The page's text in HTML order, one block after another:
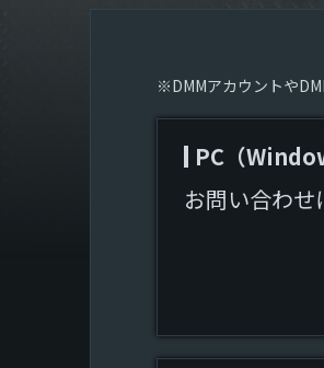
※DMMアカウントや
PC（
お問い合わせ